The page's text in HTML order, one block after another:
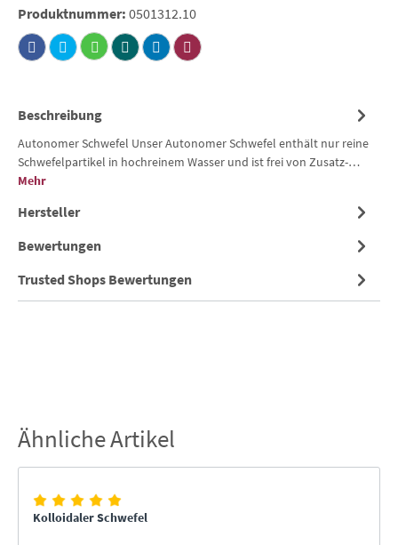
Produktnummer: 0501312.10
Beschreibung
Autonomer Schwefel Unser Autonomer Schwefel enthält nur reine
Schwefelpartikel in hochreinem Wasser und ist frei von Zusatz-…
Mehr
Hersteller
Bewertungen
Trusted Shops Bewertungen
Produktgalerie überspringen
Ähnliche Artikel
Kolloidaler Schwefel